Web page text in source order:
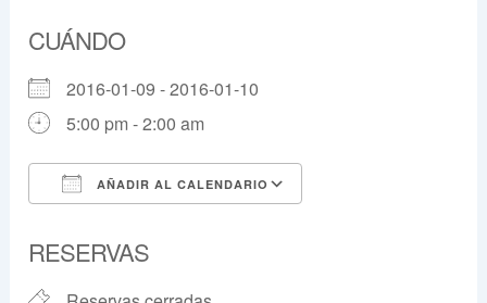
CUÁNDO
2016-01-09 - 2016-01-10
5:00 pm - 2:00 am
AÑADIR AL CALENDARIO
RESERVAS